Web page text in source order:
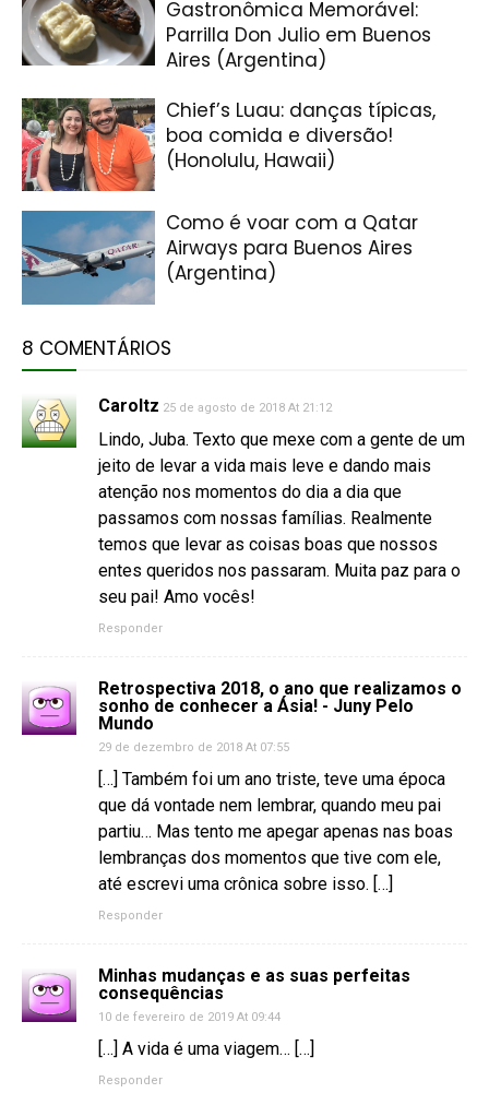
Gastronômica Memorável:
Parrilla Don Julio em Buenos
Aires (Argentina)
Chief’s Luau: danças típicas,
boa comida e diversão!
(Honolulu, Hawaii)
Como é voar com a Qatar
Airways para Buenos Aires
(Argentina)
8 COMENTÁRIOS
Caroltz 25 de agosto de 2018 At 21:12
Lindo, Juba. Texto que mexe com a gente de um
jeito de levar a vida mais leve e dando mais
atenção nos momentos do dia a dia que
passamos com nossas famílias. Realmente
temos que levar as coisas boas que nossos
entes queridos nos passaram. Muita paz para o
seu pai! Amo vocês!
Responder
Retrospectiva 2018, o ano que realizamos o
sonho de conhecer a Ásia! - Juny Pelo
Mundo
29 de dezembro de 2018 At 07:55
[…] Também foi um ano triste, teve uma época
que dá vontade nem lembrar, quando meu pai
partiu… Mas tento me apegar apenas nas boas
lembranças dos momentos que tive com ele,
até escrevi uma crônica sobre isso. […]
Responder
Minhas mudanças e as suas perfeitas
consequências
10 de fevereiro de 2019 At 09:44
[…] A vida é uma viagem… […]
Responder